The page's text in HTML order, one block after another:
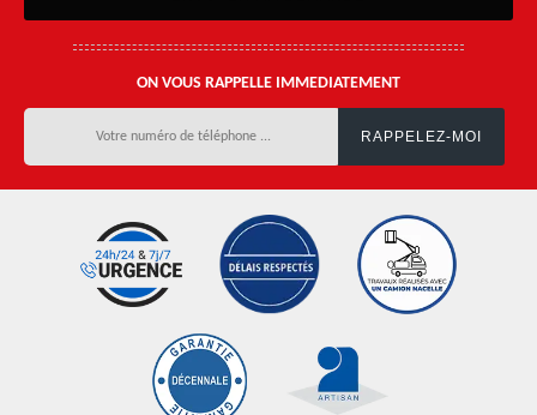
ON VOUS RAPPELLE IMMEDIATEMENT